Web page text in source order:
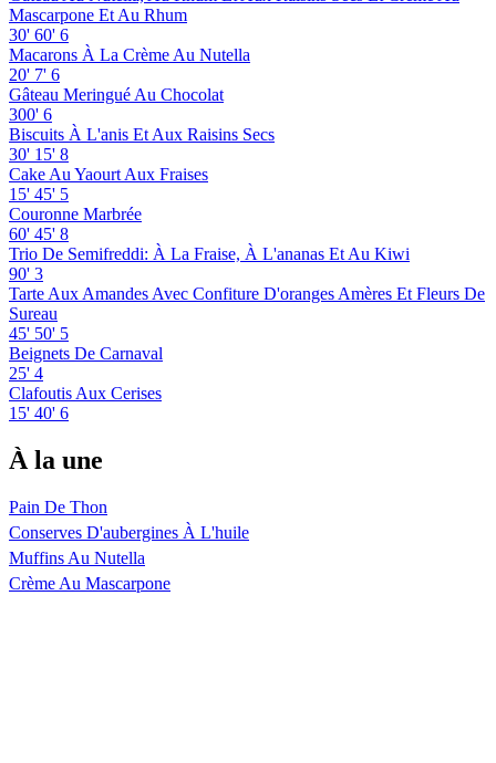
Mascarpone Et Au Rhum
30' 60' 6
Macarons À La Crème Au Nutella
20' 7' 6
Gâteau Meringué Au Chocolat
300' 6
Biscuits À L'anis Et Aux Raisins Secs
30' 15' 8
Cake Au Yaourt Aux Fraises
15' 45' 5
Couronne Marbrée
60' 45' 8
Trio De Semifreddi: À La Fraise, À L'ananas Et Au Kiwi
90' 3
Tarte Aux Amandes Avec Confiture D'oranges Amères Et Fleurs De
Sureau
45' 50' 5
Beignets De Carnaval
25' 4
Clafoutis Aux Cerises
15' 40' 6
À la une
Pain De Thon
Conserves D'aubergines À L'huile
Muffins Au Nutella
Crème Au Mascarpone